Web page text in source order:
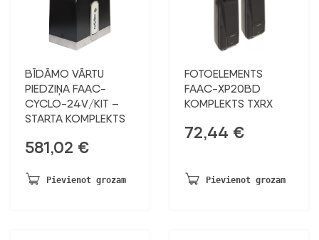
BĪDĀMO VĀRTU
PIEDZIŅA FAAC-
CYCLO-24V/KIT –
STARTA KOMPLEKTS
581,02 €
Pievienot grozam
FOTOELEMENTS
FAAC-XP20BD
KOMPLEKTS TXRX
72,44 €
Pievienot grozam